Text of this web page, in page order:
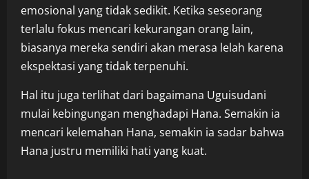
emosional yang tidak sedikit. Ketika seseorang
terlalu fokus mencari kekurangan orang lain,
biasanya mereka sendiri akan merasa lelah karena
ekspektasi yang tidak terpenuhi.
Hal itu juga terlihat dari bagaimana Uguisudani
mulai kebingungan menghadapi Hana. Semakin ia
mencari kelemahan Hana, semakin ia sadar bahwa
Hana justru memiliki hati yang kuat.